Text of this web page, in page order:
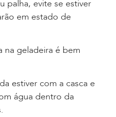
palha, evite se estiver
em estado de
na geladeira é bem
estiver com a casca e
água dentro da